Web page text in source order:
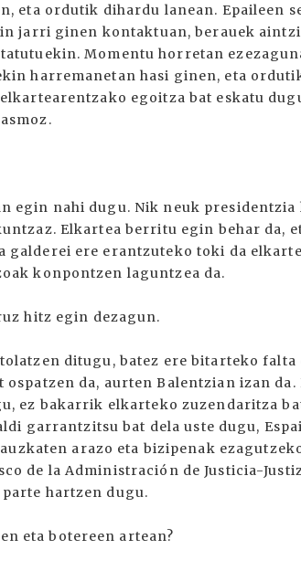
eta ordutik dihardu lanean. Epaileen
jarri ginen kontaktuan, berauek
Momentu horretan
harremanetan hasi ginen, eta
egoitza bat eskatu
egin nahi dugu. Nik neuk
Elkartea berritu egin behar da,
galderei ere erantzuteko toki da
konpontzen laguntzea da.
hitz egin dezagun.
ditugu, batez ere bitarteko falta
da, aurten Balentzian izan da.
ez bakarrik elkarteko zuzendaritza
garrantzitsu bat dela uste dugu,
arazo eta bizipenak
de la Administración de Justicia-
hartzen dugu.
eta botereen artean?